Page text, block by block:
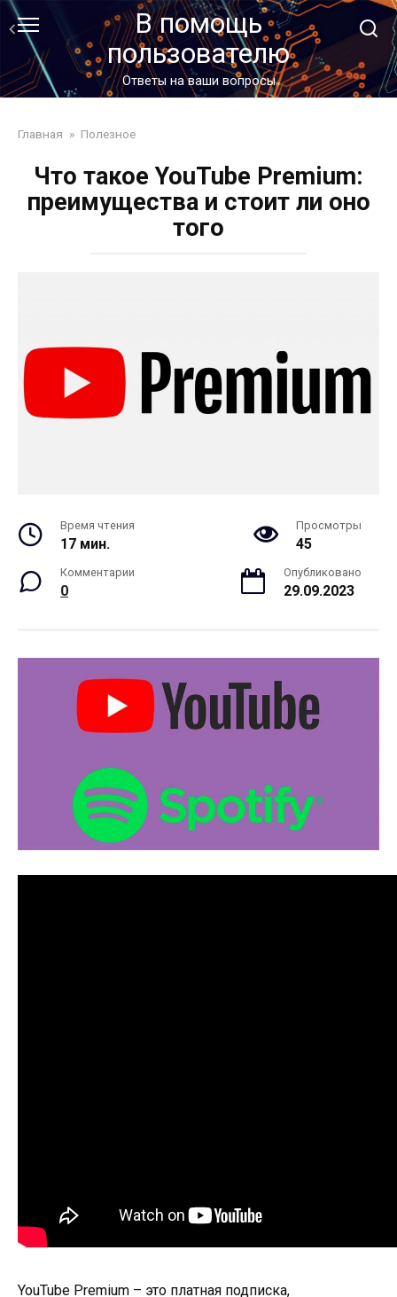
Перейти
контенту
В помощь
пользователю
Ответы на ваши вопросы
Главная » Полезное
Что такое YouTube Premium:
преимущества и стоит ли оно
того
Время чтения
17 мин.
Просмотры
45
Комментарии
0
Опубликовано
29.09.2023
YouTube Premium – это платная подписка,